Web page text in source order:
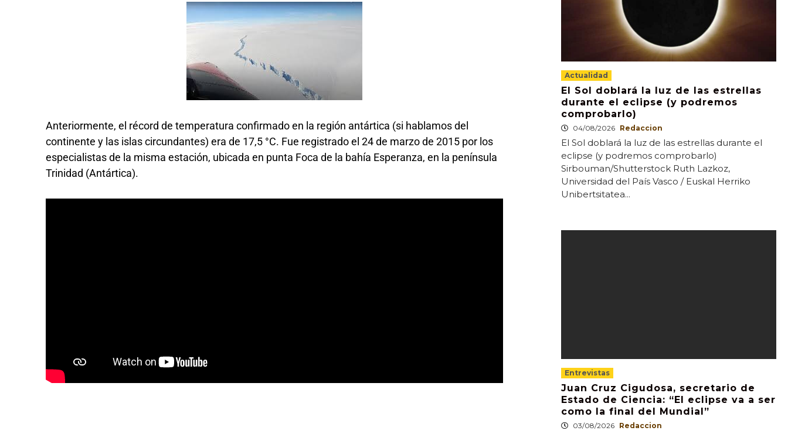
Anteriormente, el récord de temperatura confirmado en la región antártica (si hablamos del
continente y las islas circundantes) era de 17,5 °C. Fue registrado el 24 de marzo de 2015 por los
especialistas de la misma estación, ubicada en punta Foca de la bahía Esperanza, en la península
Trinidad (Antártica).
Actualidad
El Sol doblará la luz de las estrellas
durante el eclipse (y podremos
comprobarlo)
04/08/2026 Redaccion
El Sol doblará la luz de las estrellas durante el
eclipse (y podremos comprobarlo)
Sirbouman/Shutterstock Ruth Lazkoz,
Universidad del País Vasco / Euskal Herriko
Unibertsitatea...
Entrevistas
Juan Cruz Cigudosa, secretario de
Estado de Ciencia: “El eclipse va a ser
como la final del Mundial”
03/08/2026 Redaccion